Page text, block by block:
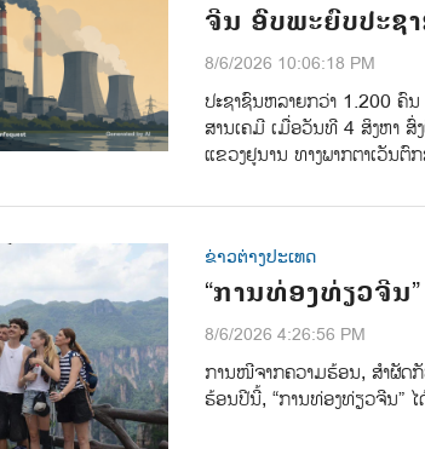
ຈີນ ອົບພະຍົບປະຊ
8/6/2026 10:06:18 PM
ປະຊາຊົນຫລາຍກວ່າ 1.200 ຄົ
ສານເຄມີ ເມື່ອວັນທີ 4 ສິງຫາ
ແຂວງຢູນານ ທາງພາກຕາເວັນຕົ
ຂ່າວຕ່າງປະເທດ
“ການທ່ອງທ່ຽວຈີນ
8/6/2026 4:26:56 PM
ການ​​ໜີ​ຈາກ​ຄວາມ​ຮ້ອນ, ​ສຳ​ຜັດ​
ຮ້ອນ​ປີ​ນີ້, “ການ​ທ່ອງ​ທ່ຽວ​ຈີນ”